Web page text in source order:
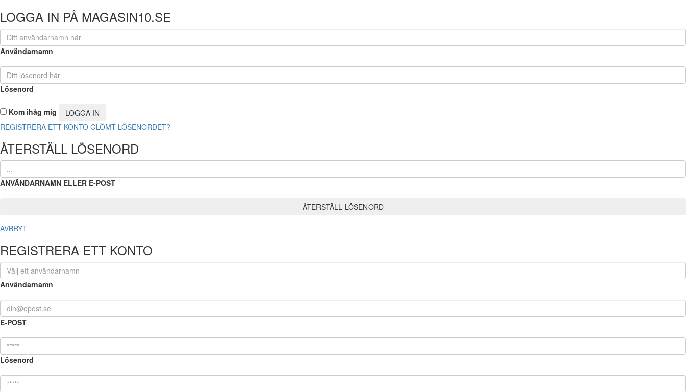
LOGGA IN PÅ MAGASIN10.SE
Användarnamn
Lösenord
Kom ihåg mig
REGISTRERA ETT KONTO GLÖMT LÖSENORDET?
ÅTERSTÄLL LÖSENORD
ANVÄNDARNAMN ELLER E-POST
AVBRYT
REGISTRERA ETT KONTO
Användarnamn
E-POST
Lösenord